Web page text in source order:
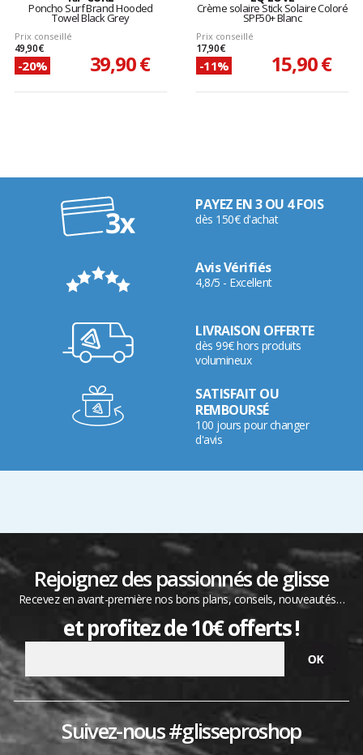
Poncho Surf Brand Hooded
Towel Black Grey
Prix conseillé
49,90 €
-20% 39,90 €
Crème solaire Stick Solaire Coloré
SPF50+ Blanc
Prix conseillé
17,90 €
-11% 15,90 €
PAYEZ EN 3 OU 4 FOIS
dès 150€ d'achat
Avis Vérifiés
4,8/5 - Excellent
LIVRAISON OFFERTE
dès 99€ hors produits
volumineux
SATISFAIT OU
REMBOURSÉ
100 jours pour changer
d'avis
Rejoignez des passionnés de glisse
Recevez en avant-première nos bons plans, conseils, nouveautés…
et profitez de 10€ offerts !
Suivez-nous #glisseproshop